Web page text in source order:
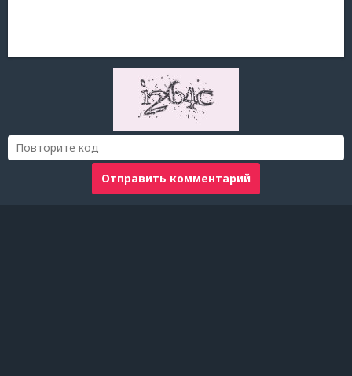
Отправить комментарий